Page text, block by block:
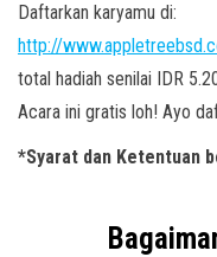
Daftarkan karyamu di:
http://
total hadiah senilai IDR
Acara ini gratis loh! Ayo
*Syarat dan Ketentuan